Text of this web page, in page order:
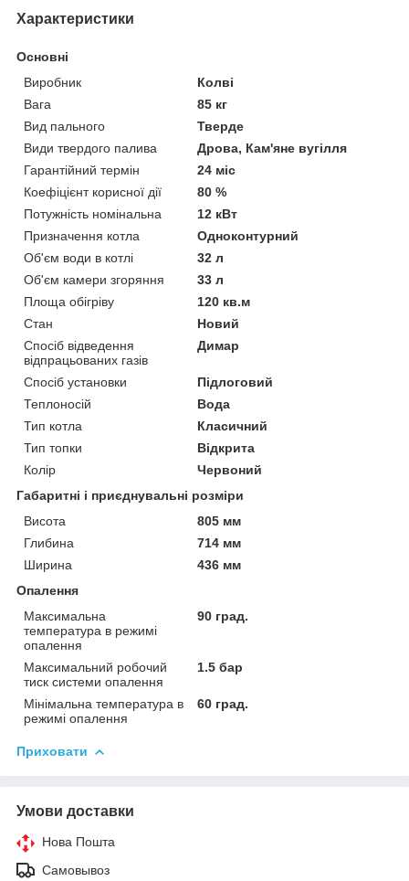
Характеристики
Основні
Виробник
Колві
Вага
85 кг
Вид пального
Тверде
Види твердого палива
Дрова, Кам'яне вугілля
Гарантійний термін
24 міс
Коефіцієнт корисної дії
80 %
Потужність номінальна
12 кВт
Призначення котла
Одноконтурний
Об'єм води в котлі
32 л
Об'єм камери згоряння
33 л
Площа обігріву
120 кв.м
Стан
Новий
Спосіб відведення
відпрацьованих газів
Димар
Спосіб установки
Підлоговий
Теплоносій
Вода
Тип котла
Класичний
Тип топки
Відкрита
Колір
Червоний
Габаритні і приєднувальні розміри
Висота
805 мм
Глибина
714 мм
Ширина
436 мм
Опалення
Максимальна
температура в режимі
опалення
90 град.
Максимальний робочий
тиск системи опалення
1.5 бар
Мінімальна температура в
режимі опалення
60 град.
Приховати
Умови доставки
Нова Пошта
Самовывоз